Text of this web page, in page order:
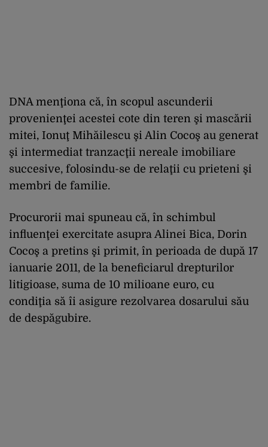
DNA menţiona că, în scopul ascunderii
provenienţei acestei cote din teren şi mascării
mitei, Ionuţ Mihăilescu şi Alin Cocoş au generat
şi intermediat tranzacţii nereale imobiliare
succesive, folosindu-se de relaţii cu prieteni şi
membri de familie.
Procurorii mai spuneau că, în schimbul
influenţei exercitate asupra Alinei Bica, Dorin
Cocoş a pretins şi primit, în perioada de după 17
ianuarie 2011, de la beneficiarul drepturilor
litigioase, suma de 10 milioane euro, cu
condiţia să îi asigure rezolvarea dosarului său
de despăgubire.